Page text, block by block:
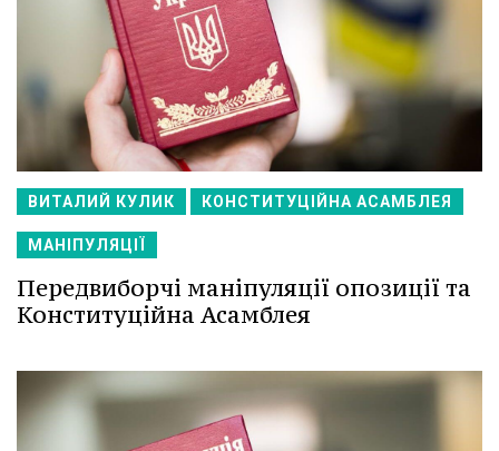
ВИТАЛИЙ КУЛИК КОНСТИТУЦІЙНА АСАМБЛЕЯ
МАНІПУЛЯЦІЇ
Передвиборчі маніпуляції опозиції та
Конституційна Асамблея